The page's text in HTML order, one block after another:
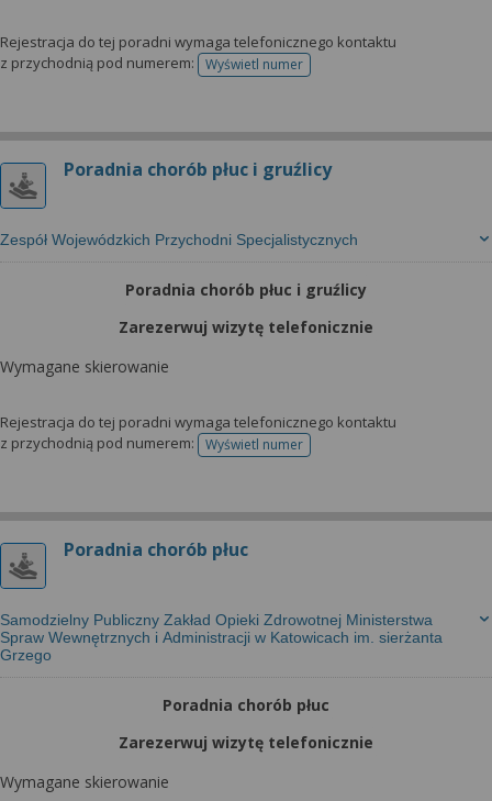
Rejestracja do tej poradni wymaga telefonicznego kontaktu
z przychodnią pod numerem:
Wyświetl numertelefonu do rejestracji
Poradnia chorób płuc i gruźlicy
Zespół Wojewódzkich Przychodni Specjalistycznych
Poradnia chorób płuc i gruźlicy
Zarezerwuj wizytę telefonicznie
Wymagane skierowanie
Rejestracja do tej poradni wymaga telefonicznego kontaktu
z przychodnią pod numerem:
Wyświetl numertelefonu do rejestracji
Poradnia chorób płuc
Samodzielny Publiczny Zakład Opieki Zdrowotnej Ministerstwa
Spraw Wewnętrznych i Administracji w Katowicach im. sierżanta
Grzego
Poradnia chorób płuc
Zarezerwuj wizytę telefonicznie
Wymagane skierowanie